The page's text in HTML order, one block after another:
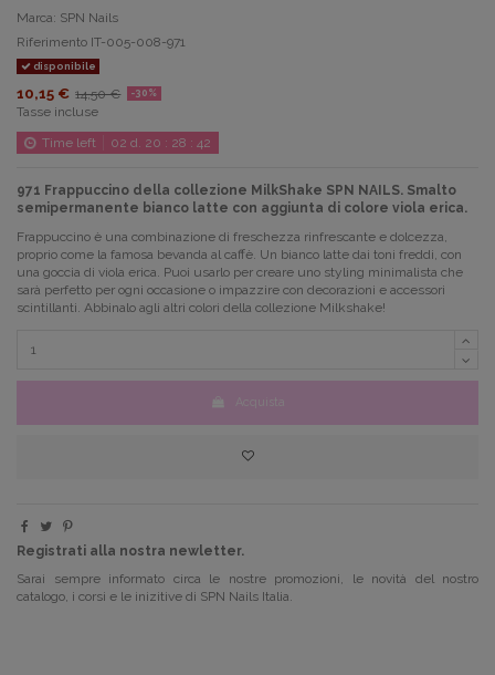
Marca: SPN Nails
Riferimento IT-005-008-971
disponibile
10,15 € 14,50 € -30%
Tasse incluse
Time left
02 d. 20 : 28 :42
971 Frappuccino della collezione MilkShake SPN NAILS. Smalto
semipermanente bianco latte con aggiunta di colore viola erica.
Frappuccino è una combinazione di freschezza rinfrescante e dolcezza,
proprio come la famosa bevanda al caffè. Un bianco latte dai toni freddi, con
una goccia di viola erica. Puoi usarlo per creare uno styling minimalista che
sarà perfetto per ogni occasione o impazzire con decorazioni e accessori
scintillanti. Abbinalo agli altri colori della collezione Milkshake!
Acquista
Registrati alla nostra newletter.
Sarai sempre informato circa le nostre promozioni, le novità del nostro
catalogo, i corsi e le inizitive di SPN Nails Italia.